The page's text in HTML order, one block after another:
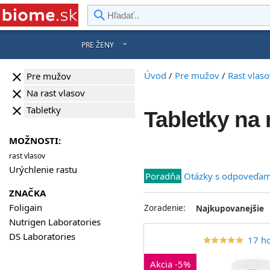
PRE ŽENY
clear Pre mužov
clear Na rast vlasov
clear Tabletky
MOŽNOSTI:
rast vlasov
Urýchlenie rastu
ZNAČKA
Foligain
Nutrigen Laboratories
DS Laboratories
Úvod / Pre mužov/ Rast
Tabletky na
Poradňa Otázky s
Zoradenie: Najkupovanejšie
Akcia -5%
star_borderstar_borderstar_borderstar_borderstar_border
starstarstarstarstar 17